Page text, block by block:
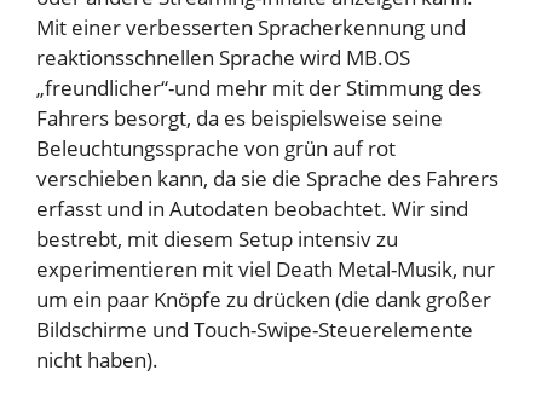
Mit einer verbesserten Spracherkennung und
reaktionsschnellen Sprache wird MB.OS
„freundlicher“-und mehr mit der Stimmung des
Fahrers besorgt, da es beispielsweise seine
Beleuchtungssprache von grün auf rot
verschieben kann, da sie die Sprache des Fahrers
erfasst und in Autodaten beobachtet. Wir sind
bestrebt, mit diesem Setup intensiv zu
experimentieren mit viel Death Metal-Musik, nur
um ein paar Knöpfe zu drücken (die dank großer
Bildschirme und Touch-Swipe-Steuerelemente
nicht haben).